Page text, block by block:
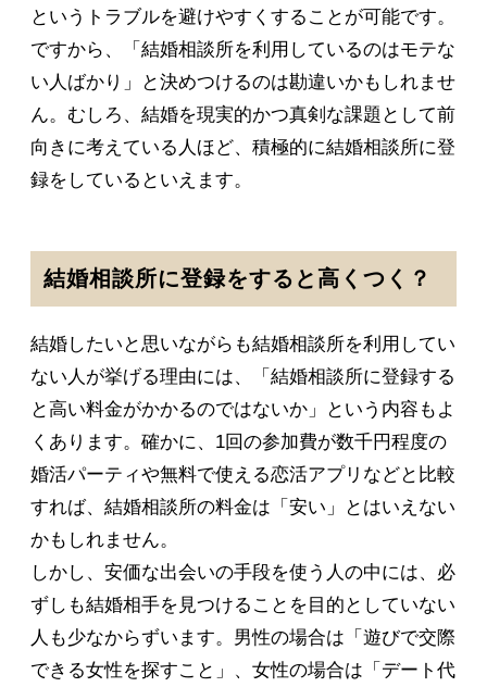
というトラブルを避けやすくすることが可能です。
ですから、「結婚相談所を利用しているのはモテな
い人ばかり」と決めつけるのは勘違いかもしれませ
ん。むしろ、結婚を現実的かつ真剣な課題として前
向きに考えている人ほど、積極的に結婚相談所に登
録をしているといえます。
結婚相談所に登録をすると高くつく？
結婚したいと思いながらも結婚相談所を利用してい
ない人が挙げる理由には、「結婚相談所に登録する
と高い料金がかかるのではないか」という内容もよ
くあります。確かに、1回の参加費が数千円程度の
婚活パーティや無料で使える恋活アプリなどと比較
すれば、結婚相談所の料金は「安い」とはいえない
かもしれません。
しかし、安価な出会いの手段を使う人の中には、必
ずしも結婚相手を見つけることを目的としていない
人も少なからずいます。男性の場合は「遊びで交際
できる女性を探すこと」、女性の場合は「デート代